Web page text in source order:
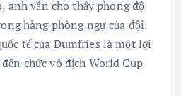
anh vẫn cho thấy phong độ
hàng phòng ngự của đội.
tế của Dumfries là một lợi
chức vô địch World Cup